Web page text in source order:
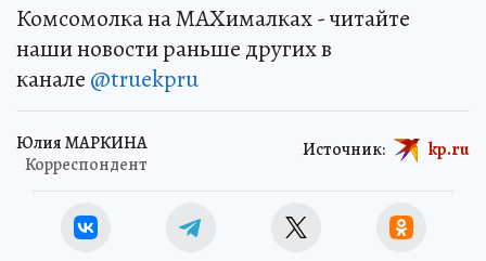
Комсомолка на MAXималках - читайте
наши новости раньше других в
канале @truekpru
Юлия МАРКИНА
Корреспондент
Источник: kp.ru